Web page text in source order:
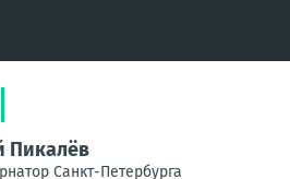
Пикалёв
Санкт-Петербурга